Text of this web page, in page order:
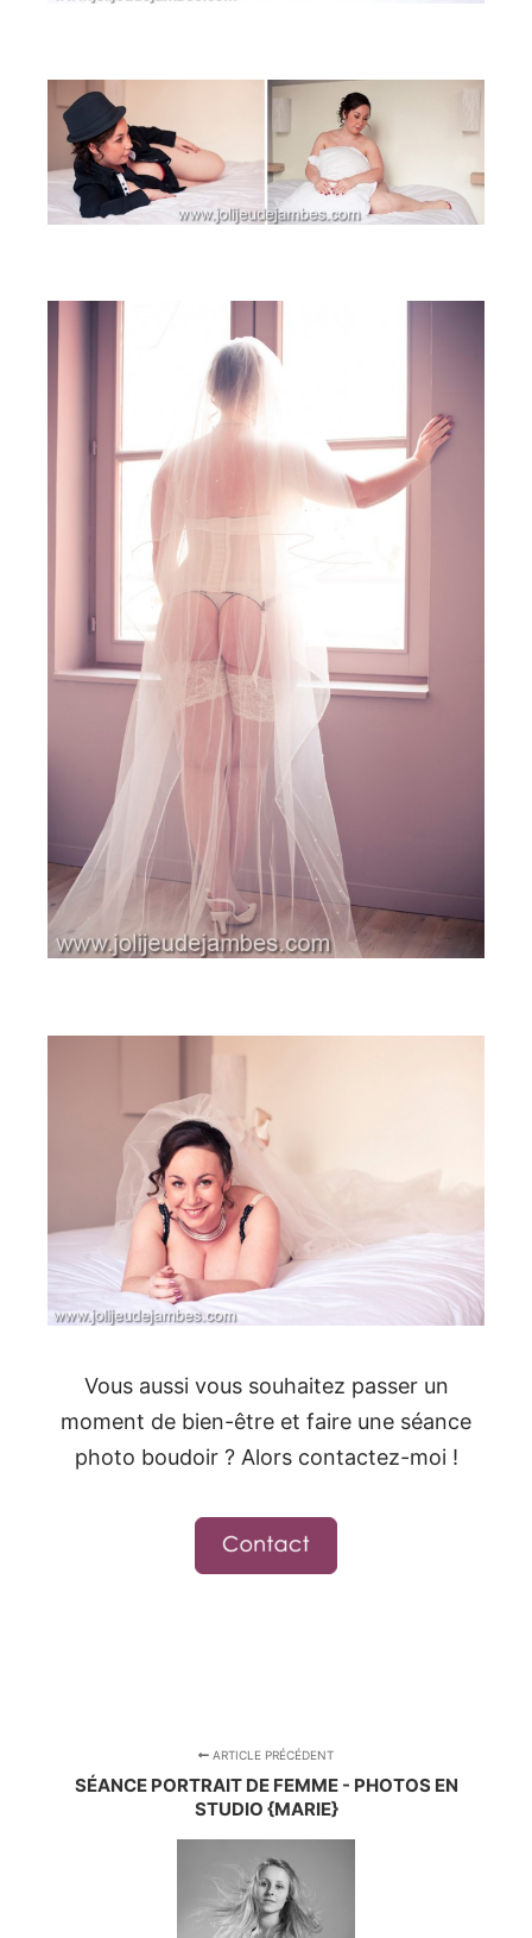
Vous aussi vous souhaitez passer un
moment de bien-être et faire une séance
photo boudoir ? Alors contactez-moi !
ARTICLE PRÉCÉDENT
SÉANCE PORTRAIT DE FEMME - PHOTOS EN
STUDIO {MARIE}